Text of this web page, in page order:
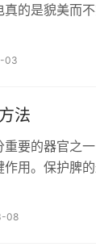
的是貌美而
03
法
重要的器官之
用。保护脾
08